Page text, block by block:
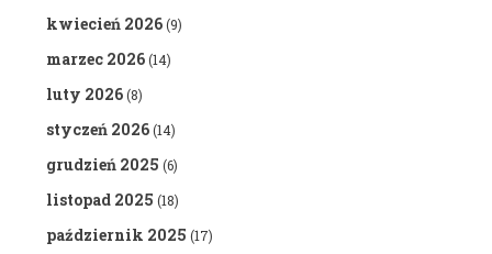
kwiecień 2026(9)
marzec 2026(14)
luty 2026(8)
styczeń 2026(14)
grudzień 2025 (6)
listopad 2025 (18)
październik 2025 (17)